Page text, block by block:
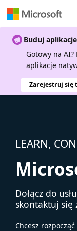
Buduj
Gotowy na
aplikacje
Zarejestruj się
LEARN,
Dołącz do
skontaktuj się
Chcesz